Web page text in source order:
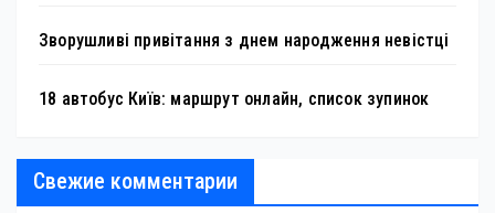
Зворушливі привітання з днем народження невістці
18 автобус Київ: маршрут онлайн, список зупинок
Свежие комментарии